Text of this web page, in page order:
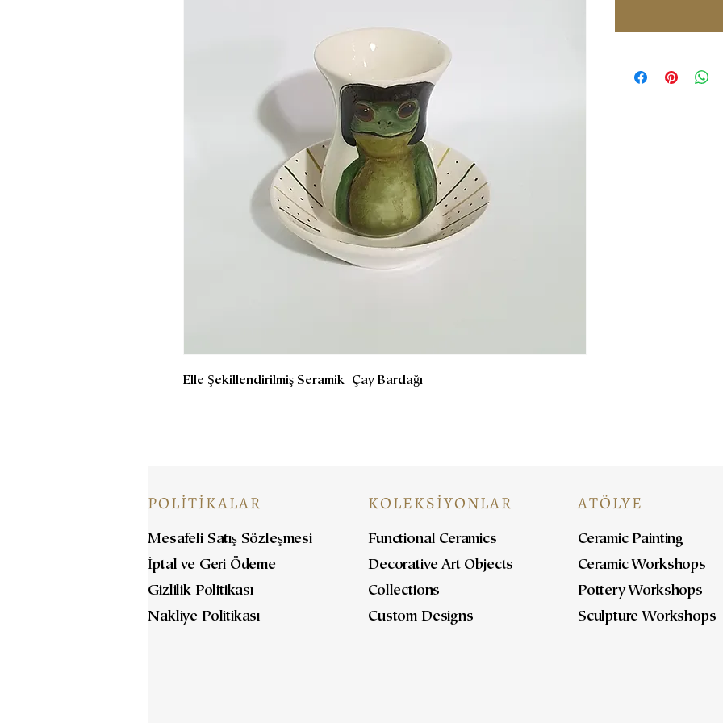
Elle Şekillendirilmiş Seramik Çay Bardağı
POLİTİKALAR
Mesafeli Satış Sözleşmesi
İptal ve Geri Ödeme
Gizlilik Politikası
Nakliye Politikası
KOLEKSİYONLAR
Functional Ceramics
Decorative Art Objects
Collections
Custom Designs
ATÖLYE
Ceramic Painting
Ceramic Workshops
Pottery Workshops
Sculpture Workshops